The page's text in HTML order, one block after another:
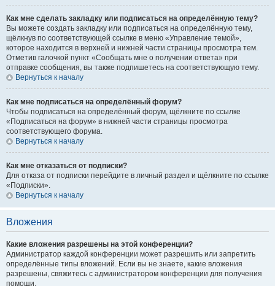
Как мне сделать закладку или подписаться на определённую тему?
Вы можете создать закладку или подписаться на определённую тему,
щёлкнув по соответствующей ссылке в меню «Управление темой»,
которое находится в верхней и нижней части страницы просмотра тем.
Отметив галочкой пункт «Сообщать мне о получении ответа» при
отправке сообщения, вы также подпишетесь на соответствующую тему.
Вернуться к началу
Как мне подписаться на определённый форум?
Чтобы подписаться на определённый форум, щёлкните по ссылке
«Подписаться на форум» в нижней части страницы просмотра
соответствующего форума.
Вернуться к началу
Как мне отказаться от подписки?
Для отказа от подписки перейдите в личный раздел и щёлкните по ссылке
«Подписки».
Вернуться к началу
Вложения
Какие вложения разрешены на этой конференции?
Администратор каждой конференции может разрешить или запретить
определённые типы вложений. Если вы не знаете, какие вложения
разрешены, свяжитесь с администратором конференции для получения
помощи.